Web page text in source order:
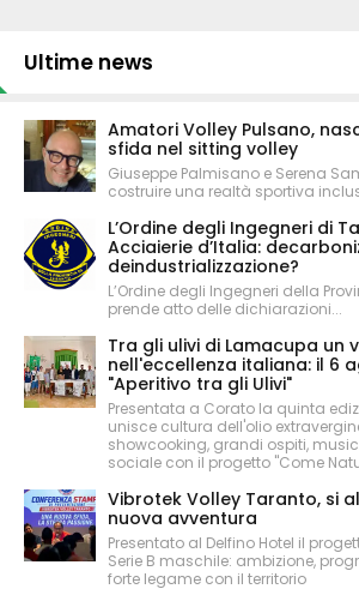
Ultime news
Amatori Volley Pulsano,
sfida nel sitting volley
Giuseppe Palmisano e Serena
costruire una realtà sportiva
L’Ordine degli Ingegneri di
Acciaierie d’Italia:
deindustrializzazione?
L’Ordine degli Ingegneri della
prende atto delle dichiarazioni...
Tra gli ulivi di Lamacupa un
nell'eccellenza italiana: il 6
"Aperitivo tra gli Ulivi"
Presentata a Corato la quinta
unisce cultura dell'olio
showcooking, grandi ospiti,
sociale con il progetto "Come
Vibrotek Volley Taranto, si
nuova avventura
Presentato al Delfino Hotel il
Serie B maschile: ambizione,
forte legame con il territorio